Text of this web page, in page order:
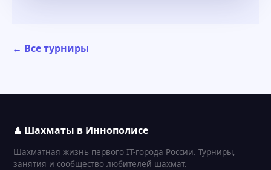
← Все турниры
♟ Шахматы в Иннополисе
Шахматная жизнь первого IT-города России. Турниры,
занятия и сообщество любителей шахмат.